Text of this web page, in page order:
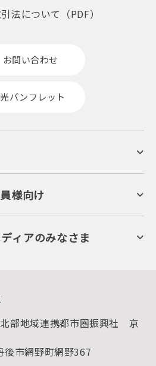
法について（PDF）
お問い合わせ
パンフレット
ング
空室検索）
ンセル
比較ページ）
様向け
会員規程）
ィアのみなさま
北部地域連携都市圏振興社 京
後市網野町網野367